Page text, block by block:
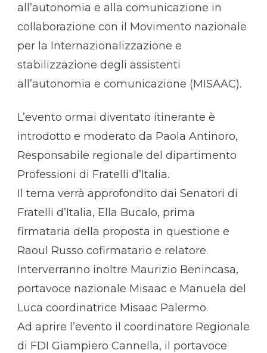
all’autonomia e alla comunicazione in
collaborazione con il Movimento nazionale
per la Internazionalizzazione e
stabilizzazione degli assistenti
all’autonomia e comunicazione (MISAAC).
L’evento ormai diventato itinerante è
introdotto e moderato da Paola Antinoro,
Responsabile regionale del dipartimento
Professioni di Fratelli d’Italia.
Il tema verrà approfondito dai Senatori di
Fratelli d’Italia, Ella Bucalo, prima
firmataria della proposta in questione e
Raoul Russo cofirmatario e relatore.
Interverranno inoltre Maurizio Benincasa,
portavoce nazionale Misaac e Manuela del
Luca coordinatrice Misaac Palermo.
Ad aprire l’evento il coordinatore Regionale
di FDI Giampiero Cannella, il portavoce